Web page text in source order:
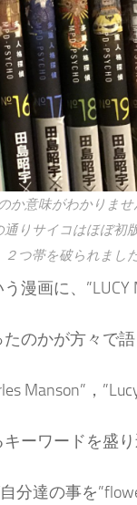
か意味がわかりま
りサイコはほぼ初
つ帯を破られまし
画に、”LUCY
のかが方々で
Manson”，
ーワードを盛
分達の事を